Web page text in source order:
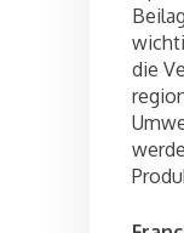
die